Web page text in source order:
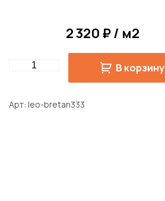
2 320 ₽ / м2
Quantity В корзину
Арт leo-bretan333